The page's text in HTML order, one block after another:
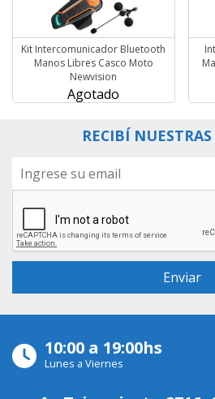
Kit Intercomunicador Bluetooth
Manos Libres Casco Moto
Newvision
Agotado
RECIBÍ
10:00 a 19:00hs
Lunes a Viernes